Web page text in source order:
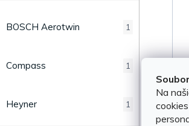
Na
BOSCH Aerotwin 1
Compass 1
Heyner 1
k
t
ů